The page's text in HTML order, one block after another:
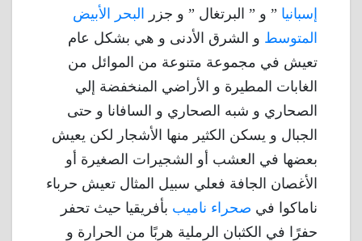
إسبانيا ” و ” البرتغال ” و جزر
البحر الأبيض
المتوسط و الشرق الأدنى و هي بشكل عام
تعيش في مجموعة متنوعة من الموائل من
الغابات المطيرة و الأراضي المنخفضة إلي
الصحاري و شبه الصحاري و السافانا و حتى
الجبال و يسكن الكثير منها الأشجار لكن يعيش
بعضها في العشب أو الشجيرات الصغيرة أو
الأغصان الجافة فعلي سبيل المثال تعيش حرباء
ناماكوا في صحراء ناميب بأفريقيا حيث تحفر
حفرًا في الكثبان الرملية هربًا من الحرارة و